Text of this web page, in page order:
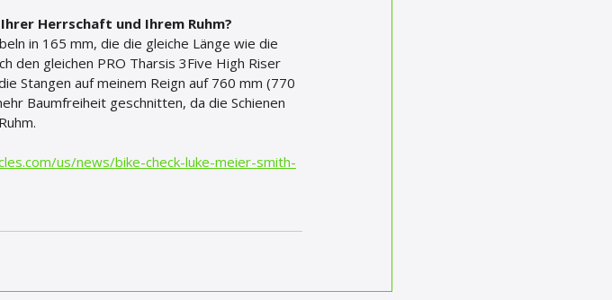
Herrschaft und Ihrem Ruhm?
in 165 mm, die die gleiche Länge wie die
den gleichen PRO Tharsis 3Five High Riser
Stangen auf meinem Reign auf 760 mm (770
Baumfreiheit geschnitten, da die Schienen
us/news/bike-check-luke-meier-smith-